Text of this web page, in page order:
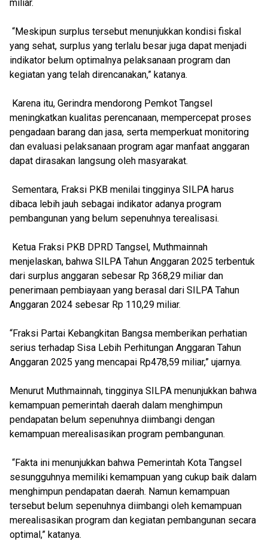
miliar.
“Meskipun surplus tersebut menunjukkan kondisi fiskal
yang sehat, surplus yang terlalu besar juga dapat menjadi
indikator belum optimalnya pelaksanaan program dan
kegiatan yang telah direncanakan,” katanya.
Karena itu, Gerindra mendorong Pemkot Tangsel
meningkatkan kualitas perencanaan, mempercepat proses
pengadaan barang dan jasa, serta memperkuat monitoring
dan evaluasi pelaksanaan program agar manfaat anggaran
dapat dirasakan langsung oleh masyarakat.
Sementara, Fraksi PKB menilai tingginya SILPA harus
dibaca lebih jauh sebagai indikator adanya program
pembangunan yang belum sepenuhnya terealisasi.
Ketua Fraksi PKB DPRD Tangsel, Muthmainnah
menjelaskan, bahwa SILPA Tahun Anggaran 2025 terbentuk
dari surplus anggaran sebesar Rp 368,29 miliar dan
penerimaan pembiayaan yang berasal dari SILPA Tahun
Anggaran 2024 sebesar Rp 110,29 miliar.
“Fraksi Partai Kebangkitan Bangsa memberikan perhatian
serius terhadap Sisa Lebih Perhitungan Anggaran Tahun
Anggaran 2025 yang mencapai Rp478,59 miliar,” ujarnya.
Menurut Muthmainnah, tingginya SILPA menunjukkan bahwa
kemampuan pemerintah daerah dalam menghimpun
pendapatan belum sepenuhnya diimbangi dengan
kemampuan merealisasikan program pembangunan.
“Fakta ini menunjukkan bahwa Pemerintah Kota Tangsel
sesungguhnya memiliki kemampuan yang cukup baik dalam
menghimpun pendapatan daerah. Namun kemampuan
tersebut belum sepenuhnya diimbangi oleh kemampuan
merealisasikan program dan kegiatan pembangunan secara
optimal,” katanya.